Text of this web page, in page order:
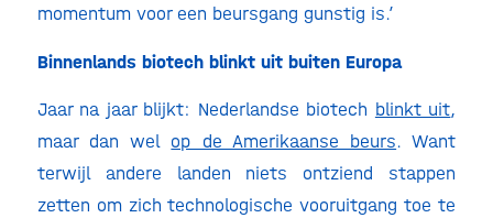
momentum voor een beursgang gunstig is.’
Binnenlands biotech blinkt uit buiten Europa
Jaar na jaar blijkt: Nederlandse biotech blinkt uit,
maar dan wel op de Amerikaanse beurs. Want
terwijl andere landen niets ontziend stappen
zetten om zich technologische vooruitgang toe te